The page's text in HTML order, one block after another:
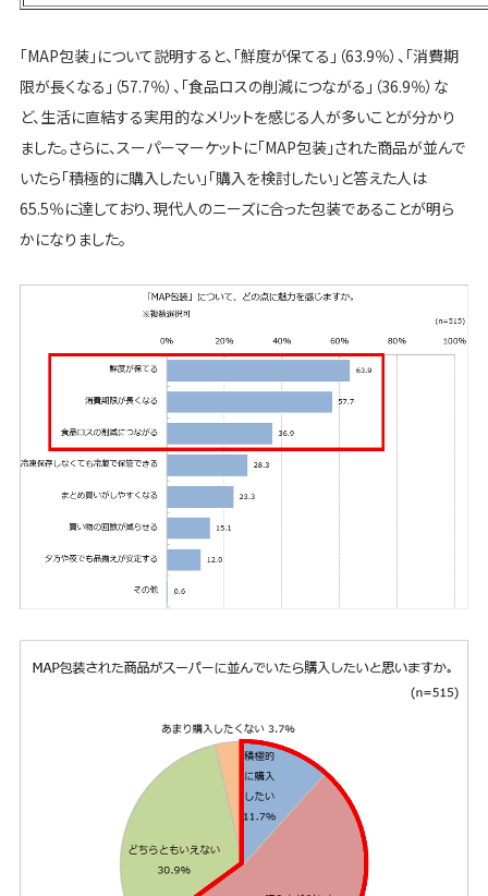
「MAP包装」について説明すると、「鮮度が保てる」（63.9％）、「消費期
限が長くなる」（57.7％）、「食品ロスの削減につながる」（36.9％）な
ど、生活に直結する実用的なメリットを感じる人が多いことが分かり
ました。さらに、スーパーマーケットに「MAP包装」された商品が並んで
いたら「積極的に購入したい」「購入を検討したい」と答えた人は
65.5％に達しており、現代人のニーズに合った包装であることが明ら
かになりました。